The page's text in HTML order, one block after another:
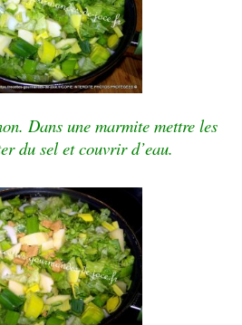
Dans une marmite mettre les
du sel et couvrir d’eau.